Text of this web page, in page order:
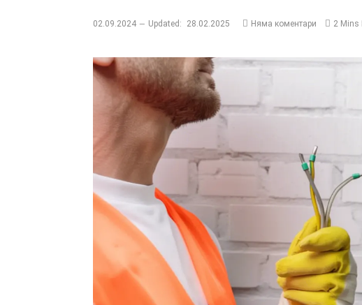
02.09.2024 Updated: 28.02.2025 Няма коментари 2 Mins